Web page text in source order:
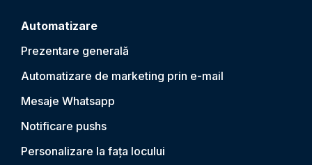
Automatizare
Prezentare generală
Automatizare de marketing prin e-mail
Mesaje Whatsapp
Notificare pushs
Personalizare la fața locului